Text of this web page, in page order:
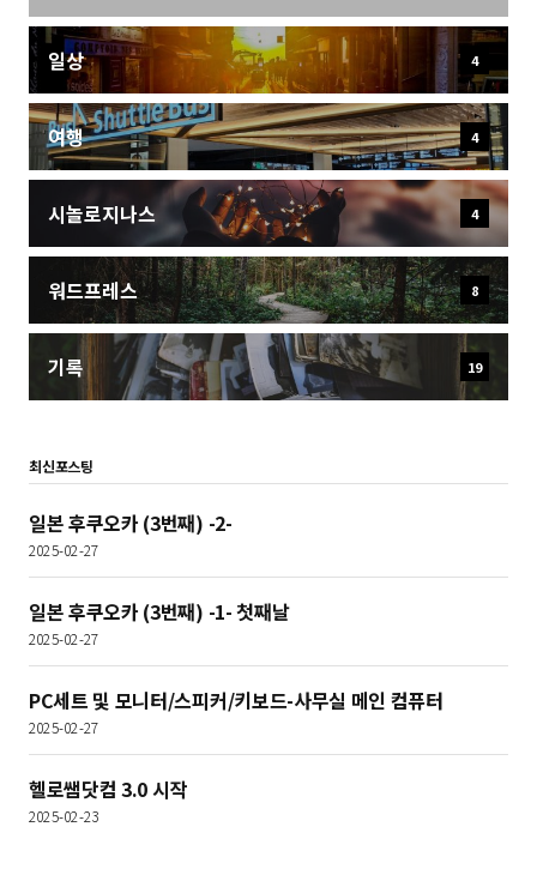
일상 4
여행 4
시놀로지나스 4
워드프레스 8
기록 19
최신포스팅
일본 후쿠오카 (3번째) -2-
2025-02-27
일본 후쿠오카 (3번째) -1- 첫째날
2025-02-27
PC세트 및 모니터/스피커/키보드-사무실 메인 컴퓨터
2025-02-27
헬로쌤닷컴 3.0 시작
2025-02-23